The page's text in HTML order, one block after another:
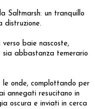
Saltmarsh: un tranquillo
distruzione.
baie nascoste,
abbastanza temerario
le onde, complottando per
annegati resucitano in
oscura e inviati in cerca